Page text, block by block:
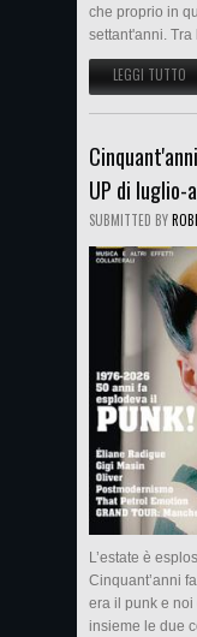
che proprio in
settant'anni. Tra
LEGGI TUTTO
UP di luglio-
SUBMITTED BY
L’estate è
Cinquant’anni
era il punk e noi
insieme le due